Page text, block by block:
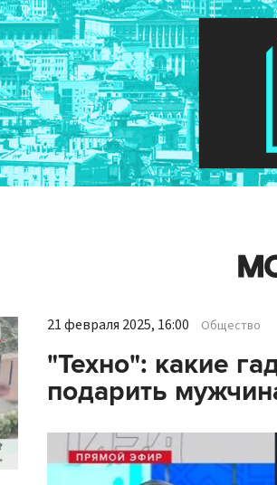
21 февраля 2025, 16:00 Общество
"Техно": какие
подарить